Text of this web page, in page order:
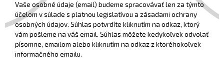
Vaše osobné údaje (email) budeme spracovávať len za týmto
účelom v súlade s platnou legislatívou a zásadami ochrany
osobných údajov. Súhlas potvrdíte kliknutím na odkaz, ktorý
vám pošleme na váš email. Súhlas môžete kedykoľvek odvolať
písomne, emailom alebo kliknutím na odkaz z ktoréhokoľvek
informačného emailu.